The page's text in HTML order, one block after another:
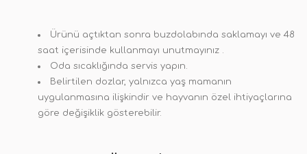
Ürünü açtıktan sonra buzdolabında saklamayı ve 48
saat içerisinde kullanmayı unutmayınız .
Oda sıcaklığında servis yapın.
Belirtilen dozlar, yalnızca yaş mamanın
uygulanmasına ilişkindir ve hayvanın özel ihtiyaçlarına
göre değişiklik gösterebilir.